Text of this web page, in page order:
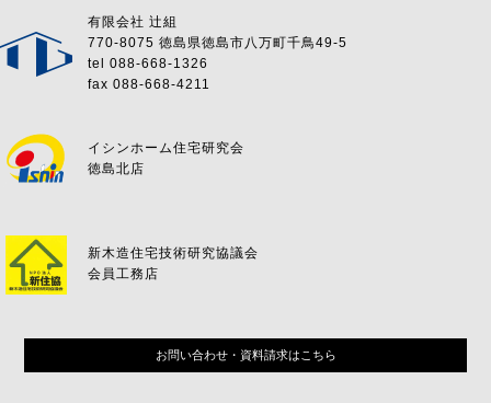
有限会社 辻組
770-8075 徳島県徳島市八万町千鳥49-5
tel 088-668-1326
fax 088-668-4211
イシンホーム住宅研究会
徳島北店
新木造住宅技術研究協議会
会員工務店
お問い合わせ・資料請求はこちら